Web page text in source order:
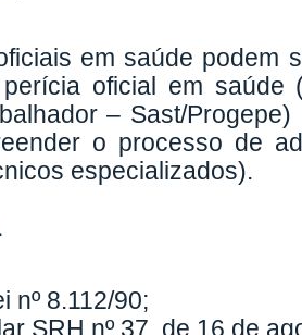
em saúde podem
oficial em saúde
– Sast/
o processo de
especializados).
nº 8.112/90;
SRH nº 37, de 16 de